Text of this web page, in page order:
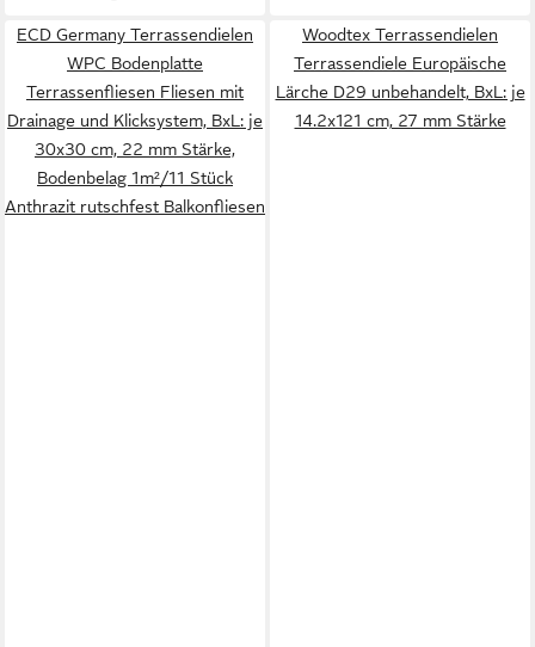
ECD Germany Terrassendielen
WPC Bodenplatte
Terrassenfliesen Fliesen mit
Drainage und Klicksystem, BxL: je
30x30 cm, 22 mm Stärke,
Bodenbelag 1m²/11 Stück
Anthrazit rutschfest Balkonfliesen
Woodtex Terrassendielen
Terrassendiele Europäische
Lärche D29 unbehandelt, BxL: je
14.2x121 cm, 27 mm Stärke